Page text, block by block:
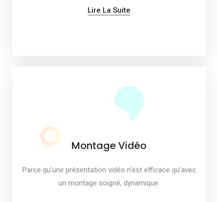
Lire La Suite
Montage Vidéo
Parce qu’une présentation vidéo n’est efficace qu’avec
un montage soigné, dynamique.